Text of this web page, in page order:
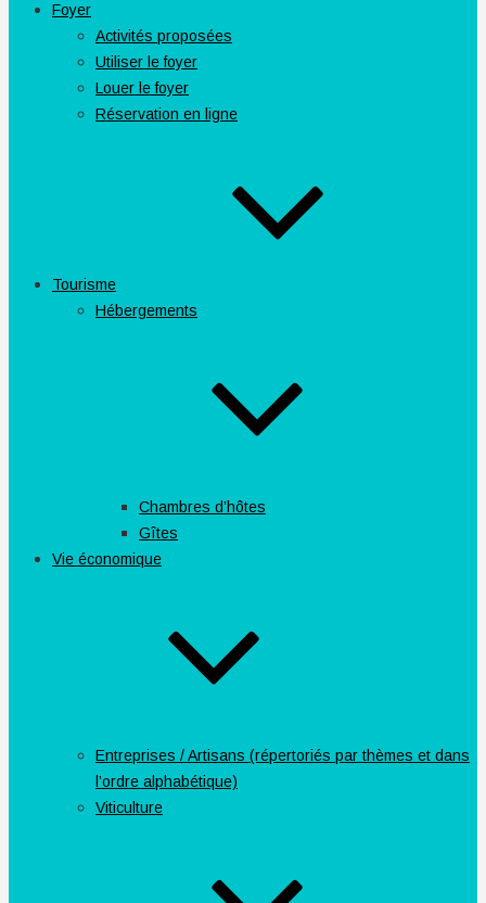
Foyer
Activités proposées
Utiliser le foyer
Louer le foyer
Réservation en ligne
Tourisme
Hébergements
Chambres d’hôtes
Gîtes
Vie économique
Entreprises / Artisans (répertoriés par thèmes et dans
l’ordre alphabétique)
Viticulture